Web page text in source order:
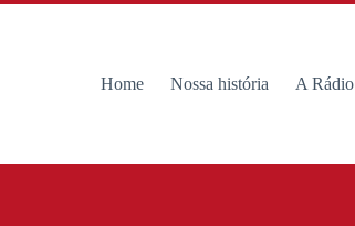
Home Nossa história A Rádio